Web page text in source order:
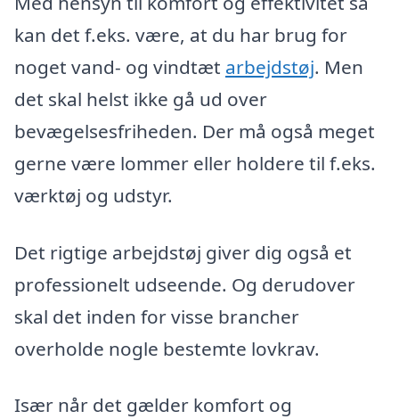
kan det f.eks. være, at du har brug for
noget vand- og vindtæt arbejdstøj. Men
det skal helst ikke gå ud over
bevægelsesfriheden. Der må også meget
gerne være lommer eller holdere til f.eks.
værktøj og udstyr.
Det rigtige arbejdstøj giver dig også et
professionelt udseende. Og derudover
skal det inden for visse brancher
overholde nogle bestemte lovkrav.
Især når det gælder komfort og